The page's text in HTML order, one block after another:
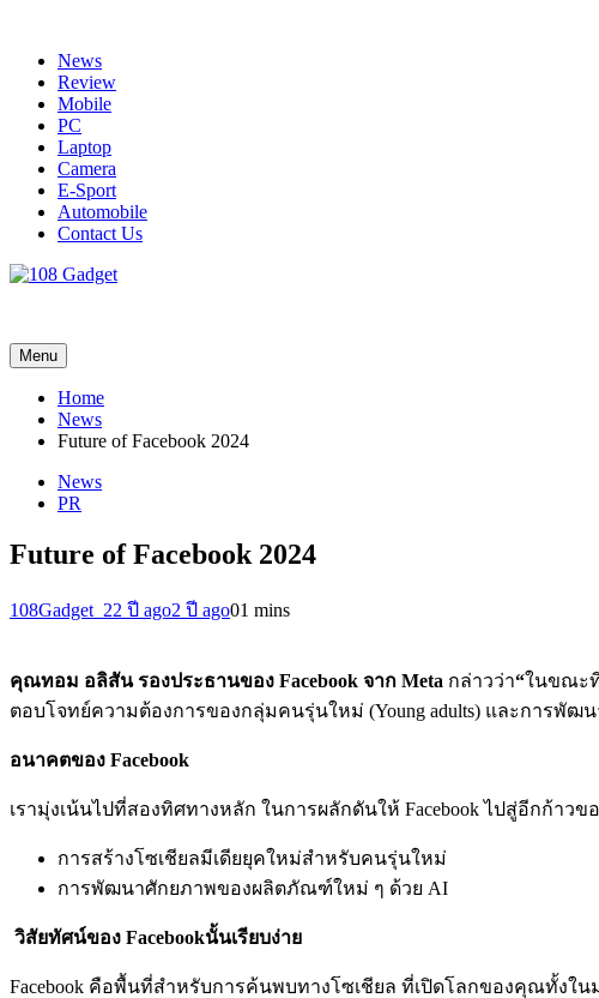
contentNews
Review
Mobile
PC
Laptop
Camera
E-Sport
Automobile
Contact Us
Menu
Home
News
Future of Facebook 2024
News
PR
Future of Facebook 2024
108Gadget_22 ปี ago2 ปี ago01 mins
คุณทอม อลิสัน รองประธานของ Facebook จาก Meta กล่าวว่า“ในขณะที่
ตอบโจทย์ความต้องการของกลุ่มคนรุ่นใหม่ (Young adults) และการ
อนาคตของ Facebook
เรามุ่งเน้นไปที่สองทิศทางหลัก ในการผลักดันให้ Facebook ไปสู่อีกก้าว
การสร้างโซเชียลมีเดียยุคใหม่สำหรับคนรุ่นใหม่
การพัฒนาศักยภาพของผลิตภัณฑ์ใหม่ ๆ ด้วย AI
วิสัยทัศน์ของ Facebookนั้นเรียบง่าย
Facebook คือพื้นที่สำหรับการค้นพบทางโซเชียล ที่เปิดโลกของคุณทั้ง